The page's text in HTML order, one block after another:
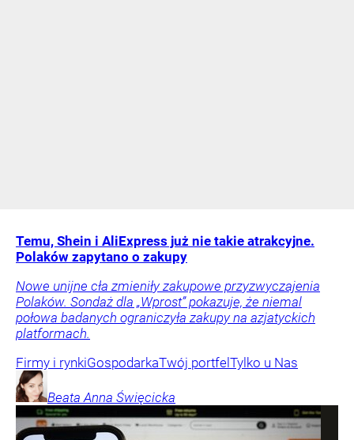
Temu, Shein i AliExpress już nie takie atrakcyjne.
Polaków zapytano o zakupy
Nowe unijne cła zmieniły zakupowe przyzwyczajenia
Polaków. Sondaż dla „Wprost” pokazuje, że niemal
połowa badanych ograniczyła zakupy na azjatyckich
platformach.
Firmy i rynkiGospodarkaTwój portfel Tylko u Nas
Beata Anna Święcicka